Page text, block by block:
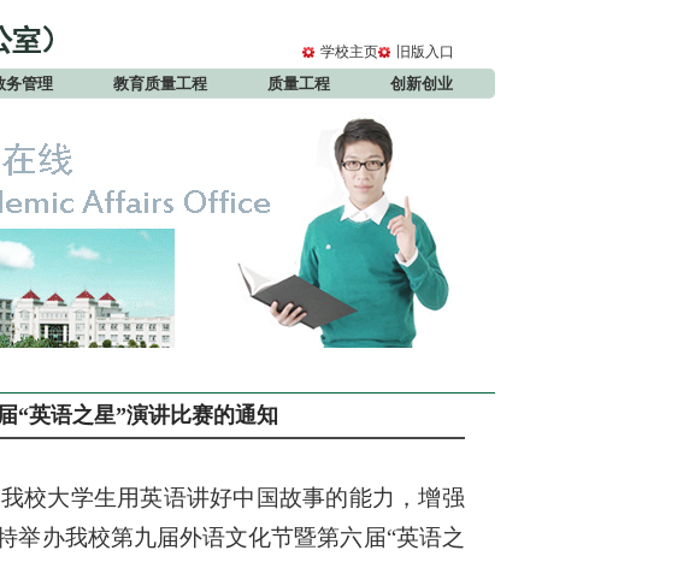
学校主页 旧版入口
务管理 教育质量工程 质量工程 创新创业
“英语之星”演讲比赛的通知
校大学生用英语讲好中国故事的能力，增强
举办我校第九届外语文化节暨第六届“英语之